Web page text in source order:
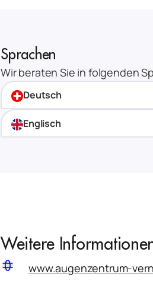
Sprachen
Wir beraten Sie in folgenden
Deutsch
Englisch
Weitere
www.augenzentrum-